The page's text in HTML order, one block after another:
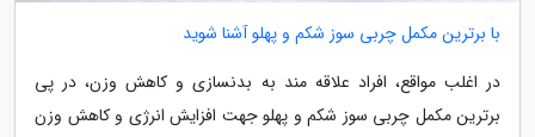
با برترین مکمل چربی سوز شکم و پهلو آشنا شوید
در اغلب مواقع، افراد علاقه مند به بدنسازی و کاهش وزن، در پی
برترین مکمل چربی سوز شکم و پهلو جهت افزایش انرژی و کاهش وزن